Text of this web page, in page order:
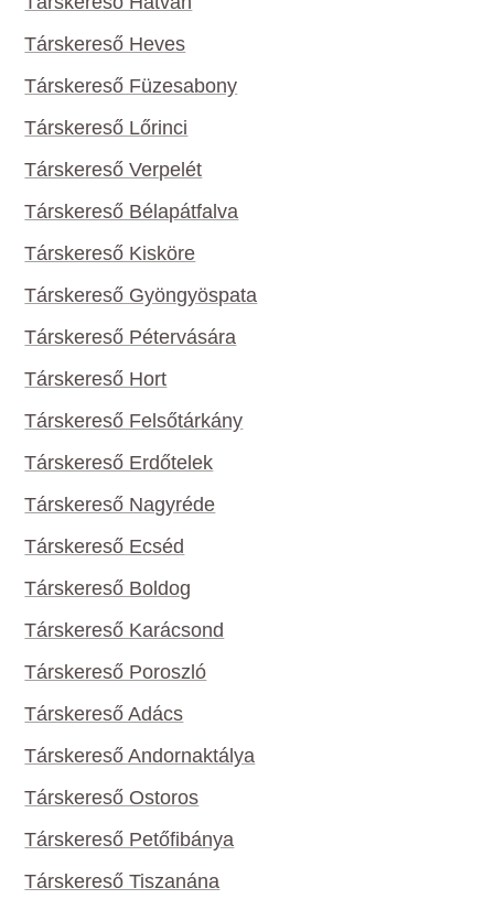
Társkereső Heves
Társkereső Füzesabony
Társkereső Lőrinci
Társkereső Verpelét
Társkereső Bélapátfalva
Társkereső Kisköre
Társkereső Gyöngyöspata
Társkereső Pétervására
Társkereső Hort
Társkereső Felsőtárkány
Társkereső Erdőtelek
Társkereső Nagyréde
Társkereső Ecséd
Társkereső Boldog
Társkereső Karácsond
Társkereső Poroszló
Társkereső Adács
Társkereső Andornaktálya
Társkereső Ostoros
Társkereső Petőfibánya
Társkereső Tiszanána